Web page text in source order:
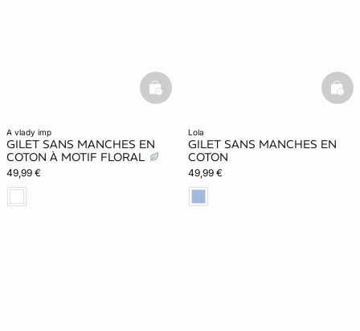
a vlady imp
GILET SANS MANCHES EN
COTON À MOTIF FLORAL
49,99 €
basketfull
lola
GILET SANS MANCHES EN
COTON
49,99 €